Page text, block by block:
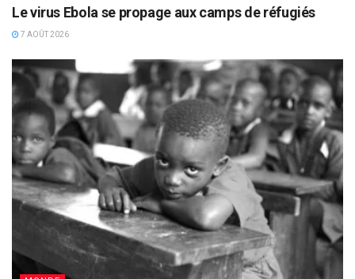
Le virus Ebola se propage aux camps de réfugiés
7 AOÛT 2026